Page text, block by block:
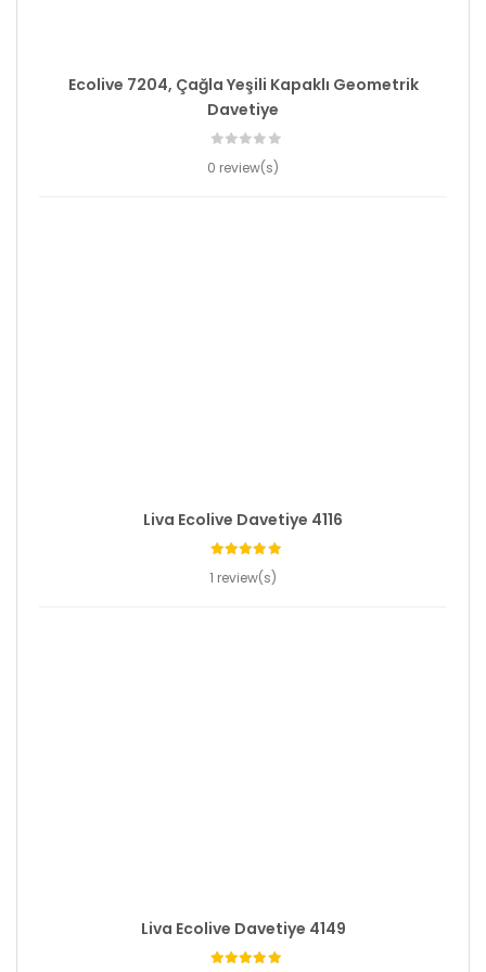
Ecolive 7204, Çağla Yeşili Kapaklı Geometrik
Davetiye
0 review(s)
Liva Ecolive Davetiye 4116
1 review(s)
Liva Ecolive Davetiye 4149